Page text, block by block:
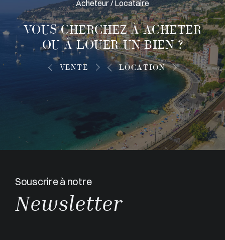
Acheteur / Locataire
VOUS CHERCHEZ ÀACHETER
OU À LOUERUN BIEN ?
VENTE LOCATION
Souscrire à notre
Newsletter